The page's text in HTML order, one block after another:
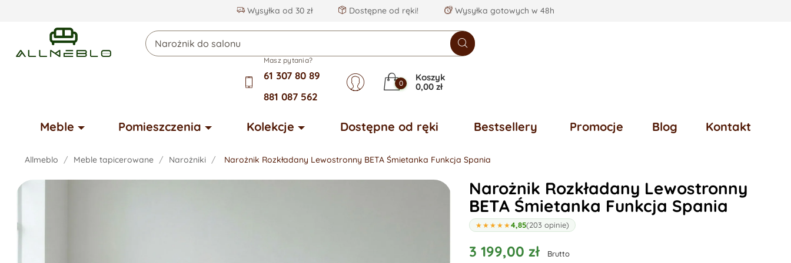
Wysyłka od 30 zł Dostępne od ręki! Wysyłka gotowych w 48h
Masz pytania?
61 307 80 89
881 087 562
0
Koszyk
0,00 zł
Meble Pomieszczenia Kolekcje Dostępne od ręki Bestsellery Promocje Blog Kontakt
Allmeblo Meble tapicerowane Narożniki Narożnik Rozkładany Lewostronny BETA Śmietanka Funkcja Spania
Narożnik Rozkładany Lewostronny
BETA Śmietanka Funkcja Spania
★★★★★4,85(203 opinie)
3 199,00 zł Brutto